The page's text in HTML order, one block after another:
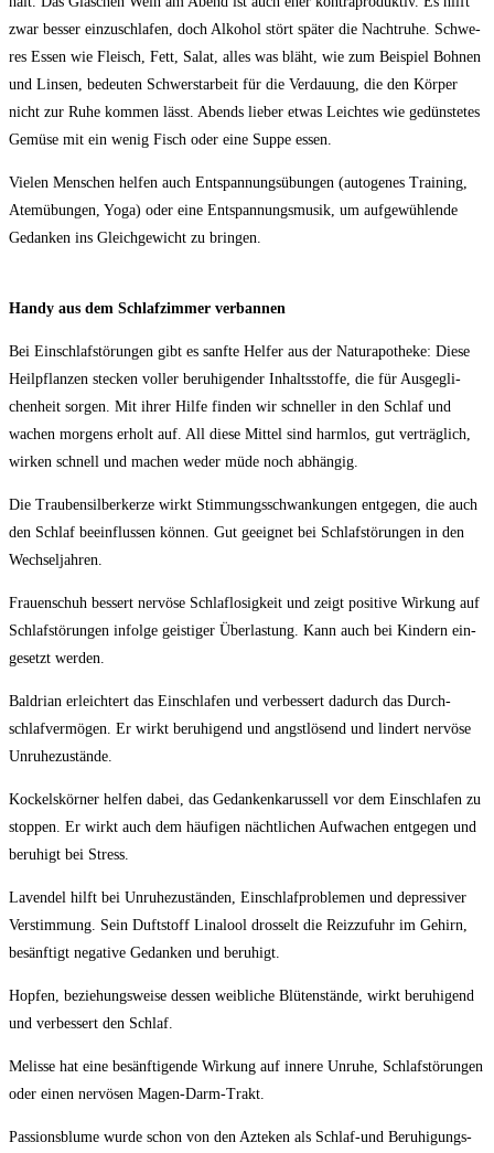
zwar bes­ser ein­zu­schla­fen, doch Alko­hol stört spä­ter die Nacht­ru­he. Schwe­
res Essen wie Fleisch, Fett, Salat, alles was bläht, wie zum Bei­spiel Boh­nen
und Lin­sen, bedeu­ten Schwerst­ar­beit für die Ver­dau­ung, die den Kör­per
nicht zur Ruhe kom­men lässt. Abends lie­ber etwas Leich­tes wie gedüns­te­tes
Gemü­se mit ein wenig Fisch oder eine Sup­pe essen.
Vie­len Men­schen hel­fen auch Ent­span­nungs­übun­gen (auto­ge­nes Trai­ning,
Atem­übun­gen, Yoga) oder eine Ent­span­nungs­mu­sik, um auf­ge­wüh­len­de
Gedan­ken ins Gleich­ge­wicht zu bringen.
Han­dy aus dem Schlaf­zim­mer verbannen
Bei Ein­schlaf­stö­run­gen gibt es sanf­te Hel­fer aus der Natur­apo­the­ke: Die­se
Heil­pflan­zen ste­cken vol­ler beru­hi­gen­der Inhalts­stof­fe, die für Aus­ge­gli­
chen­heit sor­gen. Mit ihrer Hil­fe fin­den wir schnel­ler in den Schlaf und
wachen mor­gens erholt auf. All die­se Mit­tel sind harm­los, gut ver­träg­lich,
wir­ken schnell und machen weder müde noch abhängig.
Die Trau­ben­sil­ber­ker­ze wirkt Stim­mungs­schwan­kun­gen ent­ge­gen, die auch
den Schlaf beein­flus­sen kön­nen. Gut geeig­net bei Schlaf­stö­run­gen in den
Wechseljahren.
Frau­en­schuh bes­sert ner­vö­se Schlaf­lo­sig­keit und zeigt posi­ti­ve Wir­kung auf
Schlaf­stö­run­gen infol­ge geis­ti­ger Über­las­tung. Kann auch bei Kin­dern ein­
ge­setzt werden.
Bal­dri­an erleich­tert das Ein­schla­fen und ver­bes­sert dadurch das Durch­
schlaf­ver­mö­gen. Er wirkt beru­hi­gend und angst­lö­send und lin­dert ner­vö­se
Unruhezustände.
Kockel­skör­ner hel­fen dabei, das Gedan­ken­ka­rus­sell vor dem Ein­schla­fen zu
stop­pen. Er wirkt auch dem häu­fi­gen nächt­li­chen Auf­wa­chen ent­ge­gen und
beru­higt bei Stress.
Laven­del hilft bei Unru­he­zu­stän­den, Ein­schlaf­pro­ble­men und depres­si­ver
Ver­stim­mung. Sein Duft­stoff Lina­lool dros­selt die Reiz­zu­fuhr im Gehirn,
besänf­tigt nega­ti­ve Gedan­ken und beruhigt.
Hop­fen, bezie­hungs­wei­se des­sen weib­li­che Blü­ten­stän­de, wirkt beru­hi­gend
und ver­bes­sert den Schlaf.
Melis­se hat eine besänf­ti­gen­de Wir­kung auf inne­re Unru­he, Schlaf­stö­run­gen
oder einen ner­vö­sen Magen-Darm-Trakt.
Pas­si­ons­blu­me wur­de schon von den Azte­ken als Schlaf-und Beru­hi­gungs­